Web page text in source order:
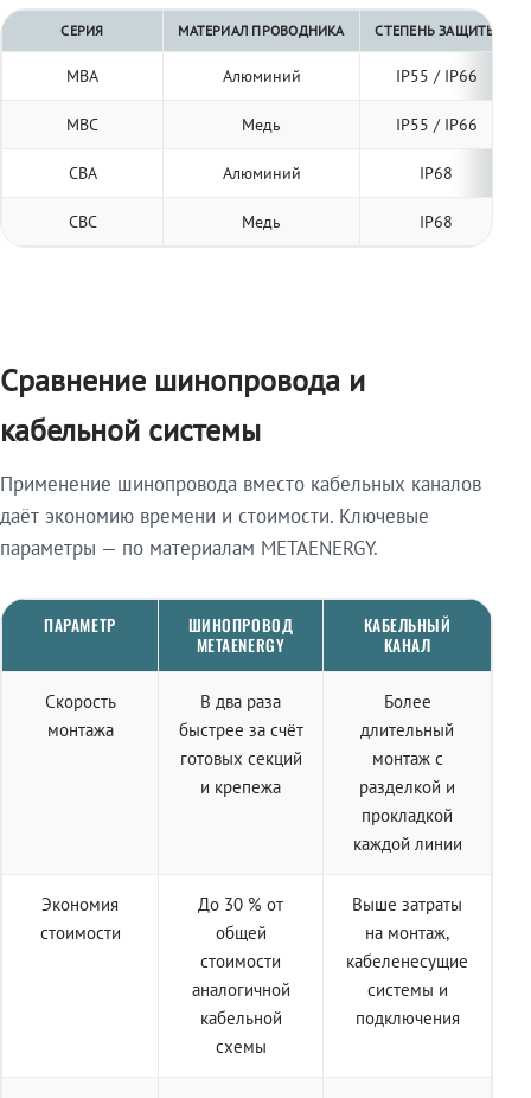
СЕРИЯ МАТЕРИАЛ ПРОВОДНИКА СТЕПЕНЬ ЗАЩИТЫ
МВА Алюминий IP55 / IP66
МВС Медь IP55 / IP66
СВА Алюминий IP68
СВС Медь IP68
Сравнение шинопровода и
кабельной системы
Применение шинопровода вместо кабельных каналов
даёт экономию времени и стоимости. Ключевые
параметры — по материалам METAENERGY.
ПАРАМЕТР
ШИНОПРОВОД
METAENERGY
КАБЕЛЬНЫЙ
КАНАЛ
Скорость
монтажа
В два раза
быстрее за счёт
готовых секций
и крепежа
Более
длительный
монтаж с
разделкой и
прокладкой
каждой линии
Экономия
стоимости
До 30 % от
общей
стоимости
аналогичной
кабельной
схемы
Выше затраты
на монтаж,
кабеленесущие
системы и
подключения